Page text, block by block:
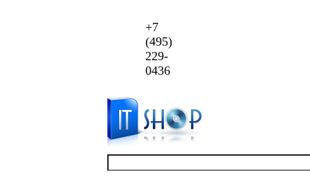
+7
(495)
229-
0436